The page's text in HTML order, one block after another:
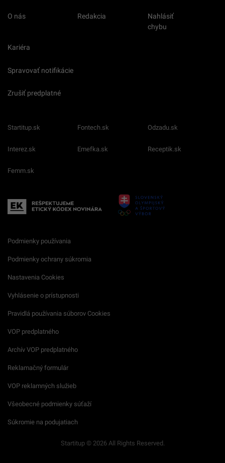
O nás Redakcia
Nahlásiť
chybu
Kariéra
Spravovať notifikácie
Zrušiť predplatné
Startitup.sk Fontech.sk Odzadu.sk
Interez.sk Emefka.sk Receptik.sk
Femm.sk
Podmienky používania
Podmienky ochrany súkromia
Nastavenia Cookies
Vyhlásenie o prístupnosti
Pravidlá používania súborov Cookies
VOP predplatného
Archív VOP predplatného
Reklamačný formulár
VOP reklamných služieb
Všeobecné podmienky súťaží
Súkromie na podujatiach
Startitup © 2026 All Rights Reserved.